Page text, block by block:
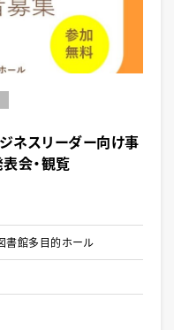
ネスリーダー向け事
会・観覧
書館多目的ホール